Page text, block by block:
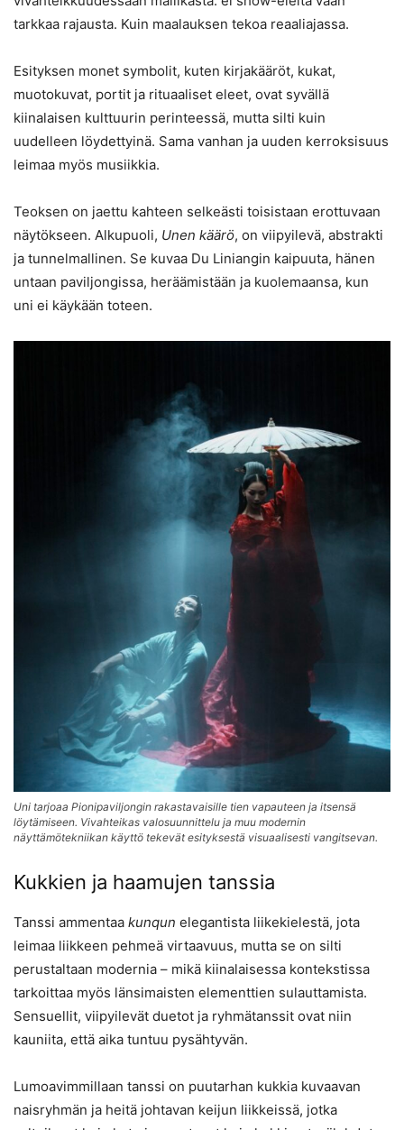
tarkkaa rajausta. Kuin maalauksen tekoa reaaliajassa.
Esityksen monet symbolit, kuten kirjakääröt, kukat,
muotokuvat, portit ja rituaaliset eleet, ovat syvällä
kiinalaisen kulttuurin perinteessä, mutta silti kuin
uudelleen löydettyinä. Sama vanhan ja uuden kerroksisuus
leimaa myös musiikkia.
Teoksen on jaettu kahteen selkeästi toisistaan erottuvaan
näytökseen. Alkupuoli, Unen käärö, on viipyilevä, abstrakti
ja tunnelmallinen. Se kuvaa Du Liniangin kaipuuta, hänen
untaan paviljongissa, heräämistään ja kuolemaansa, kun
uni ei käykään toteen.
Uni tarjoaa Pionipaviljongin rakastavaisille tien vapauteen ja itsensä
löytämiseen. Vivahteikas valosuunnittelu ja muu modernin
näyttämötekniikan käyttö tekevät esityksestä visuaalisesti vangitsevan.
Kukkien ja haamujen tanssia
Tanssi ammentaa kunqun elegantista liikekielestä, jota
leimaa liikkeen pehmeä virtaavuus, mutta se on silti
perustaltaan modernia – mikä kiinalaisessa kontekstissa
tarkoittaa myös länsimaisten elementtien sulauttamista.
Sensuellit, viipyilevät duetot ja ryhmätanssit ovat niin
kauniita, että aika tuntuu pysähtyvän.
Lumoavimmillaan tanssi on puutarhan kukkia kuvaavan
naisryhmän ja heitä johtavan keijun liikkeissä, jotka